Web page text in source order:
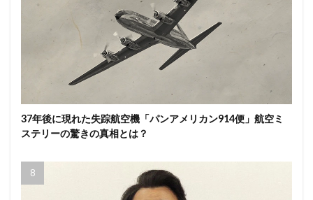
37年後に現れた失踪航空機「パンアメリカン914便」航空ミ
ステリーの驚きの真相とは？